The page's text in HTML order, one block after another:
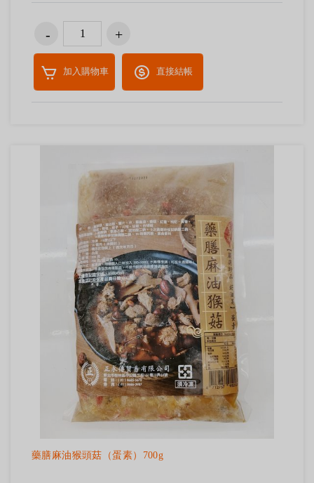
加入購物車 直接結帳
藥膳麻油猴頭菇（蛋素）700g